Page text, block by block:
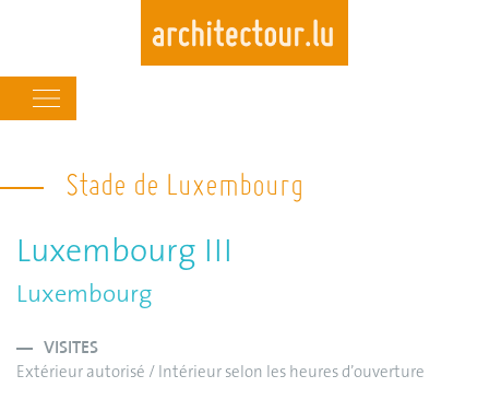
main
navigation
Stade de Luxembourg
Luxembourg III
Luxembourg
VISITES
Extérieur autorisé / Intérieur selon les heures d’ouverture